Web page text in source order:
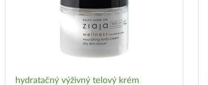
hydratačný výživný telový krém